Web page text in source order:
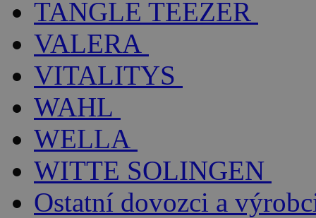
TANGLE TEEZER
VALERA
VITALITYS
WAHL
WELLA
WITTE SOLINGEN
Ostatní dovozci a